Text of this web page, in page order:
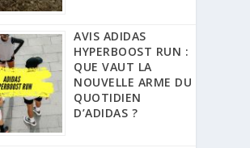
AVIS ADIDAS
HYPERBOOST RUN :
QUE VAUT LA
NOUVELLE ARME DU
QUOTIDIEN
D’ADIDAS ?